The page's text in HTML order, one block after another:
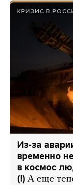
КРИЗИС В
Из-за
временно
в космос
(!) А еще